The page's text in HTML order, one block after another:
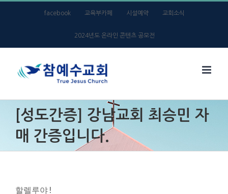
facebook 교육부카페 시설예약 교회소식
2024년도 온라인 콘텐츠 공모전
[성도간증] 강남교회 최승민 자
매 간증입니다.
할렐루야!